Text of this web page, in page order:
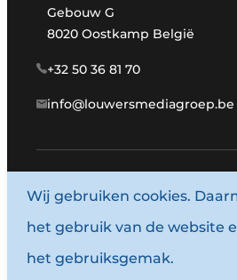
Gebouw G
8020 Oostkamp België
+32 50 36 81 70
info@louwersmediagroep.be
© 1987 - 2026
Algemene
Wij gebruiken cookies.
het gebruik van de website
het gebruiksgemak.